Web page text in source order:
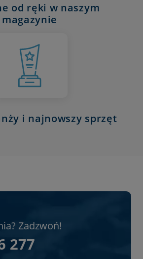
od ręki w naszym
magazynie
i najnowszy sprzęt
Zadzwoń!
277